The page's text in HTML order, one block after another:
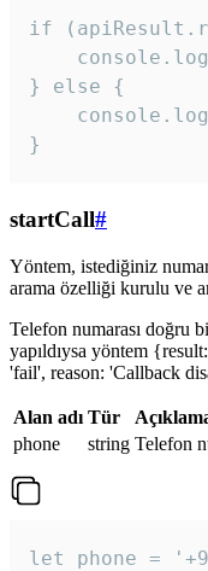
if
} else {
}
startCall#
Yöntem, istediğiniz
arama özelliği kurulu ve
Telefon numarası doğru
yapıldıysa yöntem
'fail', reason: 'Callback
Alan adı Tür
phone
string Telefon
let phone =